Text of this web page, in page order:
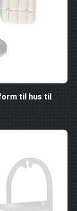
til hus til